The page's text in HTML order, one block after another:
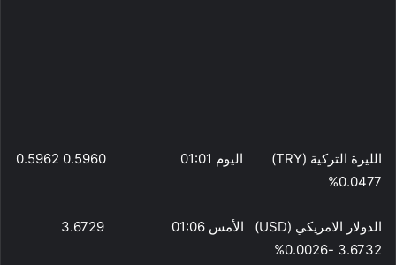
الليرة التركية (TRY) اليوم 01:01 0.5960 0.5962
0.0477%
الدولار الامريكي (USD) الأمس 01:06 3.6729
3.6732 -0.0026%